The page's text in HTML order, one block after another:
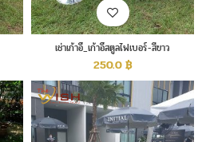
เช่าเก้าอี้_เก้าอี้สตูลไฟเบอร์-สีขาว
250.0฿